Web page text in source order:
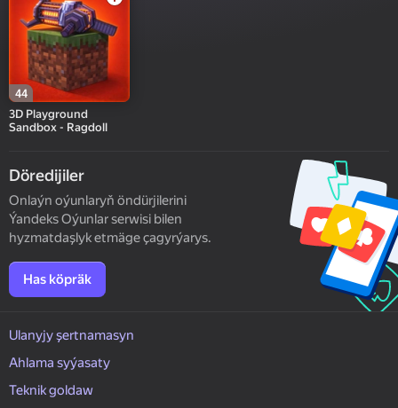
44
3D Playground
Sandbox - Ragdoll
Döredijiler
Onlaýn oýunlaryň öndürjilerini
Ýandeks Oýunlar serwisi bilen
hyzmatdaşlyk etmäge çagyrýarys.
Has köpräk
Ulanyjy şertnamasyn
Ahlama syýasaty
Teknik goldaw